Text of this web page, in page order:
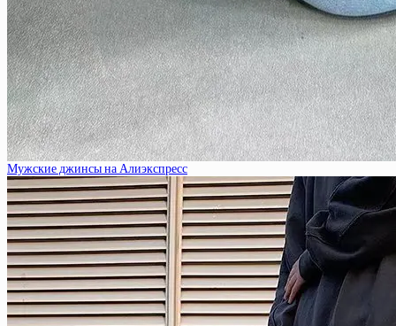
Мужские джинсы на Алиэкспресс